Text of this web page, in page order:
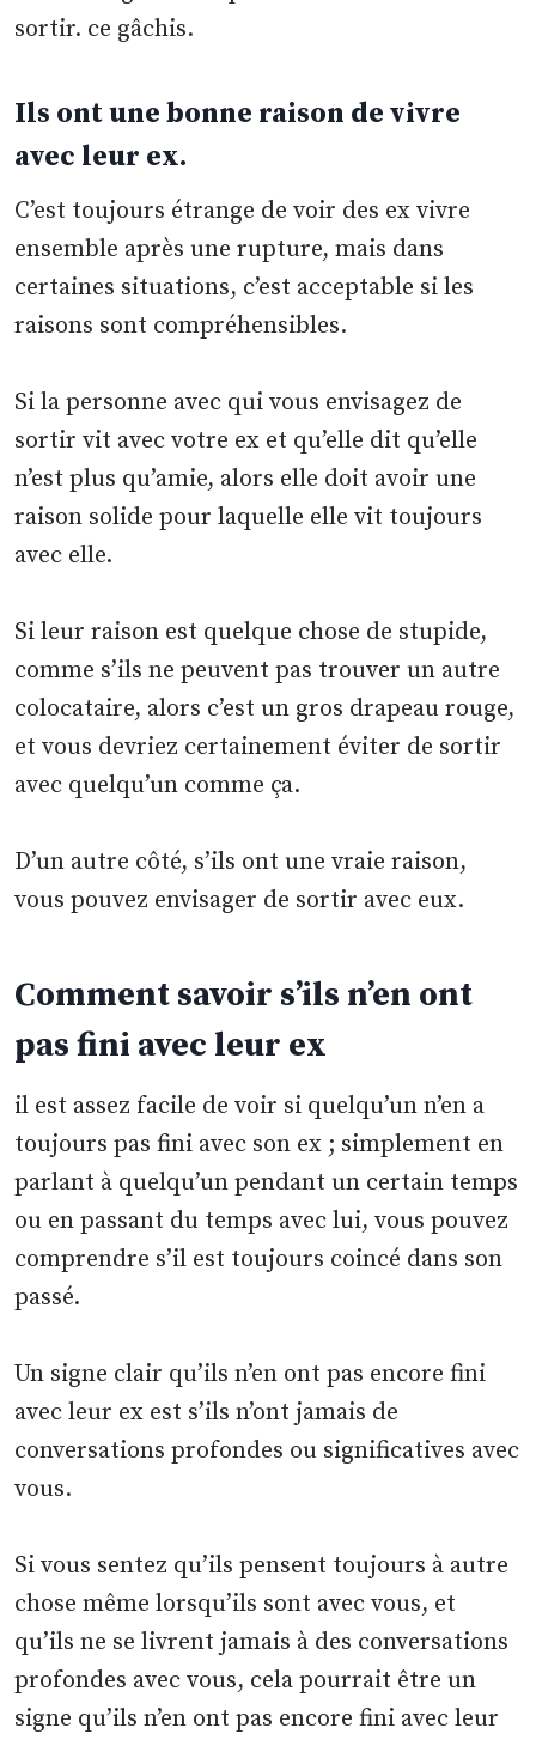
sortir. ce gâchis.
Ils ont une bonne raison de vivre
avec leur ex.
C’est toujours étrange de voir des ex vivre
ensemble après une rupture, mais dans
certaines situations, c’est acceptable si les
raisons sont compréhensibles.
Si la personne avec qui vous envisagez de
sortir vit avec votre ex et qu’elle dit qu’elle
n’est plus qu’amie, alors elle doit avoir une
raison solide pour laquelle elle vit toujours
avec elle.
Si leur raison est quelque chose de stupide,
comme s’ils ne peuvent pas trouver un autre
colocataire, alors c’est un gros drapeau rouge,
et vous devriez certainement éviter de sortir
avec quelqu’un comme ça.
D’un autre côté, s’ils ont une vraie raison,
vous pouvez envisager de sortir avec eux.
Comment savoir s’ils n’en ont
pas fini avec leur ex
il est assez facile de voir si quelqu’un n’en a
toujours pas fini avec son ex ; simplement en
parlant à quelqu’un pendant un certain temps
ou en passant du temps avec lui, vous pouvez
comprendre s’il est toujours coincé dans son
passé.
Un signe clair qu’ils n’en ont pas encore fini
avec leur ex est s’ils n’ont jamais de
conversations profondes ou significatives avec
vous.
Si vous sentez qu’ils pensent toujours à autre
chose même lorsqu’ils sont avec vous, et
qu’ils ne se livrent jamais à des conversations
profondes avec vous, cela pourrait être un
signe qu’ils n’en ont pas encore fini avec leur